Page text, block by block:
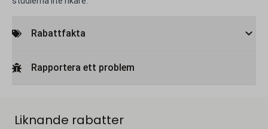
Rabattfakta
Rapportera ett problem
Liknande rabatter